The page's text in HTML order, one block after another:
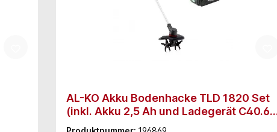
AL-KO Akku Bodenhacke TLD 1820 Set
(inkl. Akku 2,5 Ah und Ladegerät C40.6
Li) (114154)